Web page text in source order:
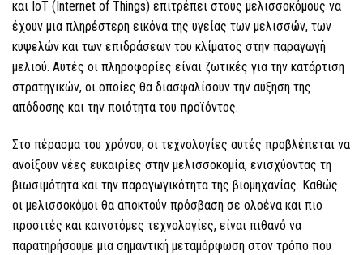
και IoT (Internet of Things) επιτρέπει στους μελισσοκόμους να
έχουν μια πληρέστερη εικόνα της υγείας των μελισσών, των
κυψελών και των επιδράσεων του κλίματος στην παραγωγή
μελιού. Αυτές οι πληροφορίες είναι ζωτικές για την κατάρτιση
στρατηγικών, οι οποίες θα διασφαλίσουν την αύξηση της
απόδοσης και την ποιότητα του προϊόντος.
Στο πέρασμα του χρόνου, οι τεχνολογίες αυτές προβλέπεται να
ανοίξουν νέες ευκαιρίες στην μελισσοκομία, ενισχύοντας τη
βιωσιμότητα και την παραγωγικότητα της βιομηχανίας. Καθώς
οι μελισσοκόμοι θα αποκτούν πρόσβαση σε ολοένα και πιο
προσιτές και καινοτόμες τεχνολογίες, είναι πιθανό να
παρατηρήσουμε μια σημαντική μεταμόρφωση στον τρόπο που